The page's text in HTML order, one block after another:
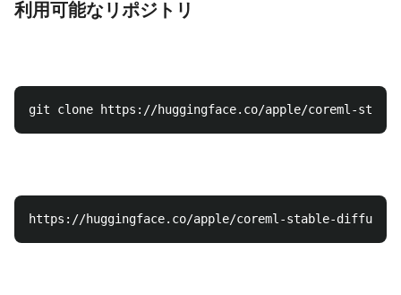
利用可能なリポジトリ